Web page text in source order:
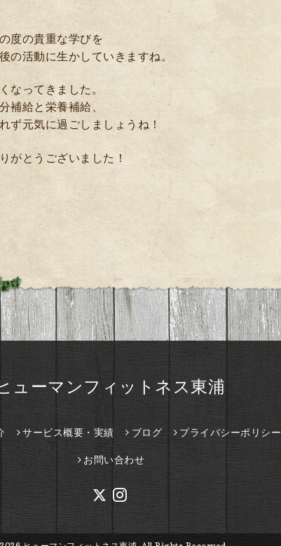
度の貴重な学びを
の活動に生かしていきますね。
なってきました。
補給と栄養補給、
ず元気に過ごしましょうね！
がとうございました！
ューマンフィットネス東浦
サービス概要・実績 ブログ プライバシーポリシー
お問い合わせ